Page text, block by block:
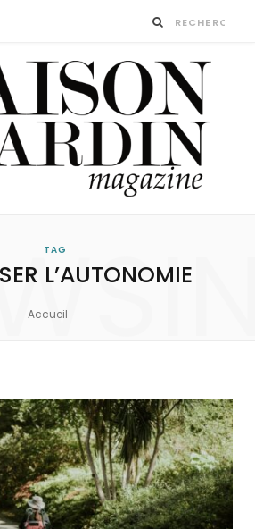
TAG
L’AUTONOMIE
Accueil